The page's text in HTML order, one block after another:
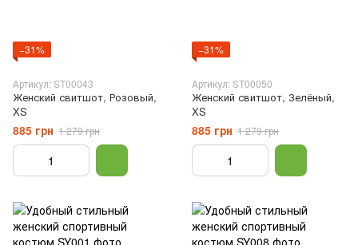
−31%
Артикул: ST00043
Женский свитшот, Розовый,
XS
885 грн 1 279 грн
−31%
Артикул: ST00050
Женский свитшот, Зелёный,
XS
885 грн 1 279 грн